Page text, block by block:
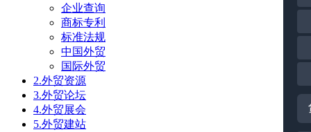
企业查询
商标专利
标准法规
中国外贸
国际外贸
2.外贸资源
3.外贸论坛
4.外贸展会
5.外贸建站